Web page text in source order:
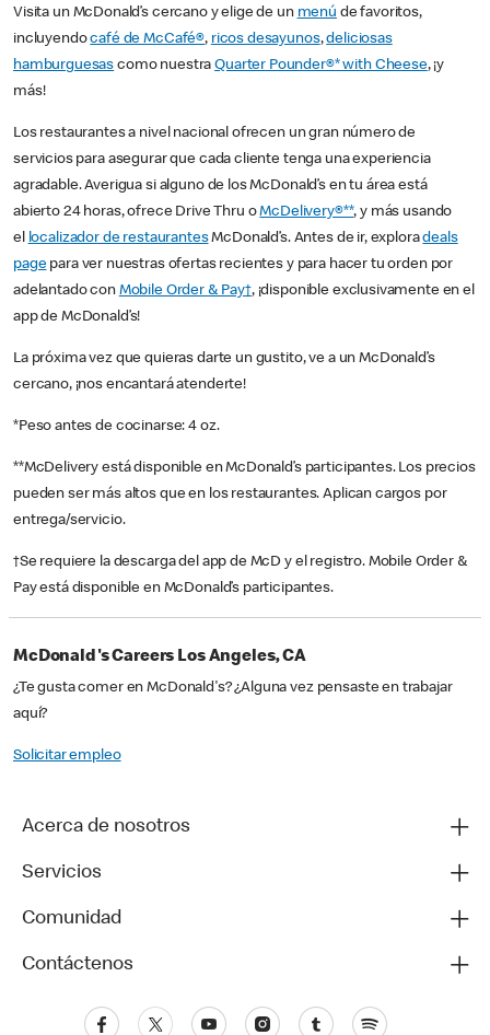
Visita un McDonald’s cercano y elige de un menú de favoritos,
incluyendocafé de McCafé®, ricos desayunos,deliciosas
hamburguesas como nuestraQuarter Pounder®* with Cheese, ¡y
más!
Los restaurantes a nivel nacional ofrecen un gran número de
servicios para asegurar que cada cliente tenga una experiencia
agradable. Averigua si alguno de los McDonald’s en tu área está
abierto 24 horas, ofrece Drive Thru oMcDelivery®**, y más usando
el localizador de restaurantesMcDonald’s. Antes de ir, exploradeals
pagepara ver nuestras ofertas recientes y para hacer tu orden por
adelantado con Mobile Order & Pay†, ¡disponible exclusivamente en el
app de McDonald’s!
La próxima vez que quieras darte un gustito, ve a un McDonald’s
cercano, ¡nos encantará atenderte!
*Peso antes de cocinarse: 4 oz.
**McDelivery está disponible en McDonald’s participantes. Los precios
pueden ser más altos que en los restaurantes. Aplican cargos por
entrega/servicio.
†Se requiere la descarga del app de McD y el registro. Mobile Order &
Pay está disponible en McDonald’s participantes.
McDonald's Careers Los Angeles, CA
¿Te gusta comer en McDonald's? ¿Alguna vez pensaste en trabajar
aquí?
Solicitar empleo
Acerca de nosotros
Servicios
Comunidad
Contáctenos